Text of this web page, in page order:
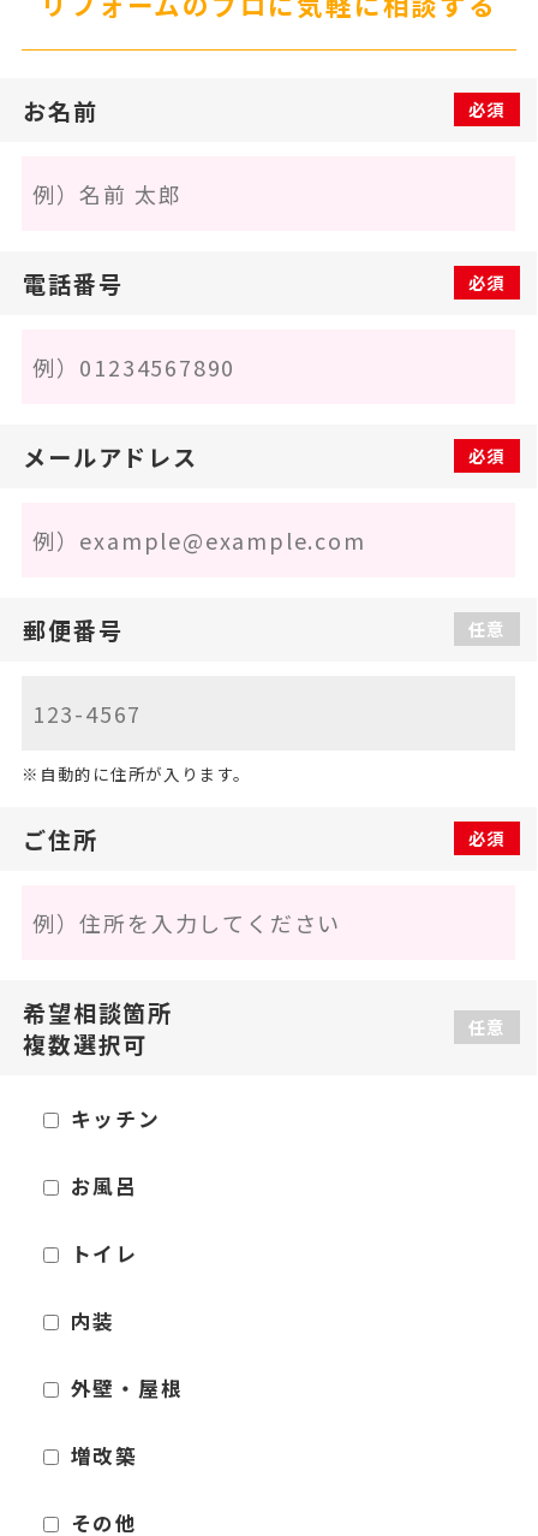
お名前 必須
電話番号 必須
メールアドレス 必須
郵便番号 任意
自動的に住所が入ります。
ご住所 必須
希望相談箇所
複数選択可
任意
キッチン
お風呂
トイレ
内装
外壁・屋根
増改築
その他